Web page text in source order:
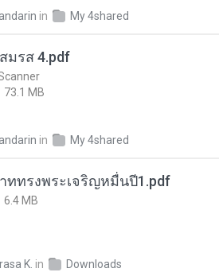
in My 4shared
มรส 4.pdf
73.1 MB
in My 4shared
ททรงพระเจริญหมื่นปี1.pdf
6.4 MB
K. in Downloads